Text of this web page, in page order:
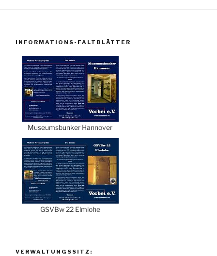
INFORMATIONS-FALTBLÄTTER
Museumsbunker Hannover
GSVBw 22 Elmlohe
VERWALTUNGSSITZ: